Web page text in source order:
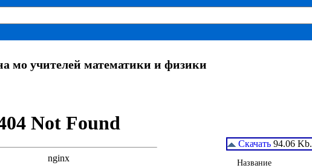
мо учителей математики и физики
Скачать 94.06 Kb.
Название